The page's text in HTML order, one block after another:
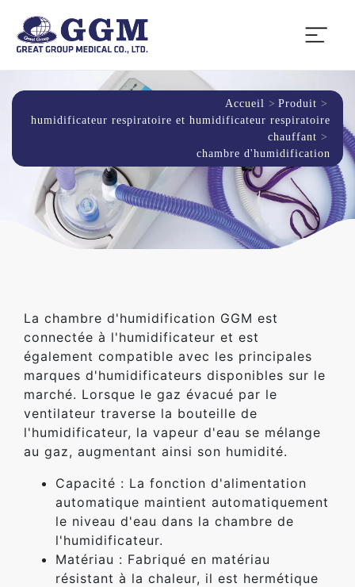
Accueil
Produit
humidificateur respiratoire et humidificateur respiratoire
chauffant
chambre d'humidification
La chambre d'humidification GGM est
connectée à l'humidificateur et est
également compatible avec les principales
marques d'humidificateurs disponibles sur le
marché. Lorsque le gaz évacué par le
ventilateur traverse la bouteille de
l'humidificateur, la vapeur d'eau se mélange
au gaz, augmentant ainsi son humidité.
Capacité : La fonction d'alimentation
automatique maintient automatiquement
le niveau d'eau dans la chambre de
l'humidificateur.
Matériau : Fabriqué en matériau
résistant à la chaleur, il est hermétique